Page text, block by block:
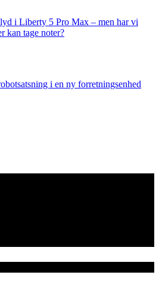
i Liberty 5 Pro Max – men har vi
kan tage noter?
i en ny forretningsenhed